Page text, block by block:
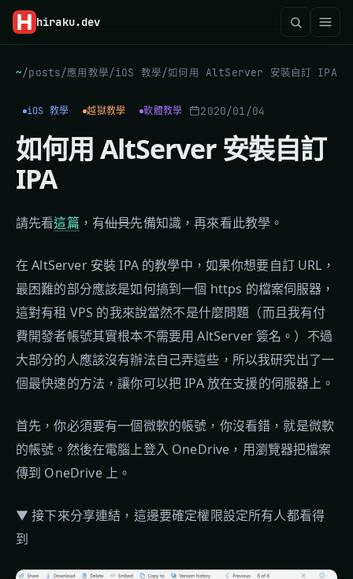
hiraku.dev
~/posts/應用教學/iOS 教學/如何用 AltServer 安裝自訂 IPA
iOS 教學 越獄教學 軟體教學 2020/01/04
如何用 AltServer 安裝自訂
IPA
請先看這篇，有仙貝先備知識，再來看此教學。
在 AltServer 安裝 IPA 的教學中，如果你想要自訂 URL，
最困難的部分應該是如何搞到一個 https 的檔案伺服器，
這對有租 VPS 的我來說當然不是什麼問題（而且我有付
費開發者帳號其實根本不需要用 AltServer 簽名。）不過
大部分的人應該沒有辦法自己弄這些，所以我研究出了一
個最快速的方法，讓你可以把 IPA 放在支援的伺服器上。
首先，你必須要有一個微軟的帳號，你沒看錯，就是微軟
的帳號。然後在電腦上登入 OneDrive，用瀏覽器把檔案
傳到 OneDrive 上。
▼ 接下來分享連結，這邊要確定權限設定所有人都看得
到